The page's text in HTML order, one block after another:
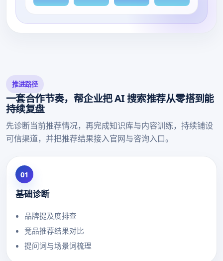
推进路径
一套合作节奏，帮企业把 AI 搜索推荐从零搭到能
持续复盘
先诊断当前推荐情况，再完成知识库与内容训练，持续铺设
可信渠道，并把推荐结果接入官网与咨询入口。
01
基础诊断
品牌提及度排查
竞品推荐结果对比
提问词与场景词梳理